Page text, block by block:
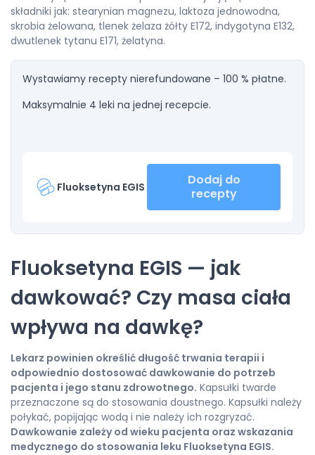
składniki jak: stearynian magnezu, laktoza jednowodna,
skrobia żelowana, tlenek żelaza żółty E172, indygotyna E132,
dwutlenek tytanu E171, żelatyna.
Wystawiamy recepty nierefundowane – 100 % płatne.
Maksymalnie 4 leki na jednej recepcie.
Fluoksetyna EGIS
Dodaj do
recepty
Fluoksetyna EGIS — jak
dawkować? Czy masa ciała
wpływa na dawkę?
Lekarz powinien określić długość trwania terapii i
odpowiednio dostosować dawkowanie do potrzeb
pacjenta i jego stanu zdrowotnego. Kapsułki twarde
przeznaczone są do stosowania doustnego. Kapsułki należy
połykać, popijając wodą i nie należy ich rozgryzać.
Dawkowanie zależy od wieku pacjenta oraz wskazania
medycznego do stosowania leku Fluoksetyna EGIS.